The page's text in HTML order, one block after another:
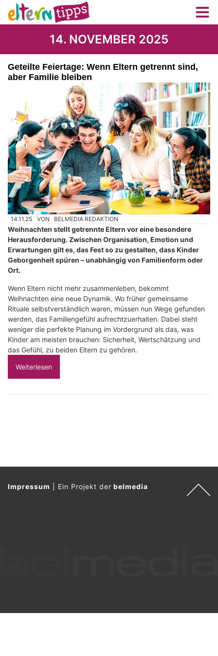
14. NOVEMBER 2025
Geteilte Feiertage: Wenn Eltern getrennt sind,
aber Familie bleiben
14.11.25 VON BELMEDIA REDAKTION
Weihnachten stellt getrennte Eltern vor eine besondere
Herausforderung. Zwischen Organisation, Emotion und
Erwartungen gilt es, das Fest so zu gestalten, dass Kinder
Geborgenheit spüren – unabhängig von Familienform oder
Ort.
Wenn Eltern nicht mehr zusammenleben, bekommt
Weihnachten eine neue Dynamik. Wo früher gemeinsame
Rituale selbstverständlich waren, müssen nun Wege gefunden
werden, das Familiengefühl aufrechtzuerhalten. Dabei steht
weniger die perfekte Planung im Vordergrund als das, was
Kinder am meisten brauchen: Sicherheit, Wertschätzung und
das Gefühl, zu beiden Eltern zu gehören.
Weiterlesen
Impressum Ein Projekt derbelmedia